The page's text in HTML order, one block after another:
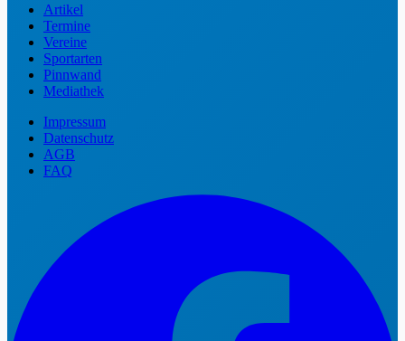
Artikel
Termine
Vereine
Sportarten
Pinnwand
Mediathek
Impressum
Datenschutz
AGB
FAQ